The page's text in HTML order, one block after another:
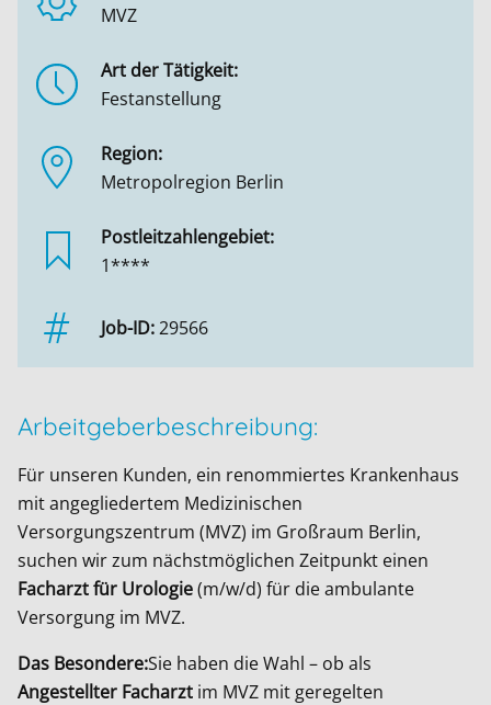
MVZ
Art der Tätigkeit:
Festanstellung
Region:
Metropolregion Berlin
Postleitzahlengebiet:
1****
Job-ID:29566
Arbeitgeberbeschreibung:
Für unseren Kunden, ein renommiertes Krankenhaus
mit angegliedertem Medizinischen
Versorgungszentrum (MVZ) im Großraum Berlin,
suchen wir zum nächstmöglichen Zeitpunkt einen
Facharzt für Urologie(m/w/d) für die ambulante
Versorgung im MVZ.
Das Besondere:Sie haben die Wahl – ob als
Angestellter Facharzt im MVZ mit geregelten